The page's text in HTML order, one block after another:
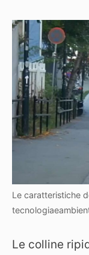
Le caratteristiche
Le colline